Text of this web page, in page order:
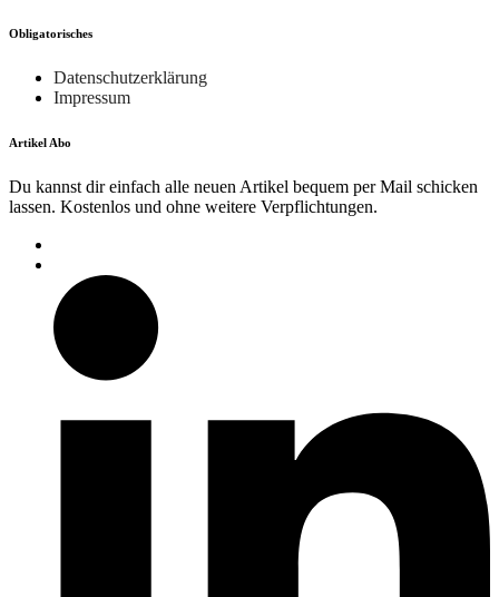
Obligatorisches
Datenschutzerklärung
Impressum
Artikel Abo
Du kannst dir einfach alle neuen Artikel bequem per Mail schicken
lassen. Kostenlos und ohne weitere Verpflichtungen.